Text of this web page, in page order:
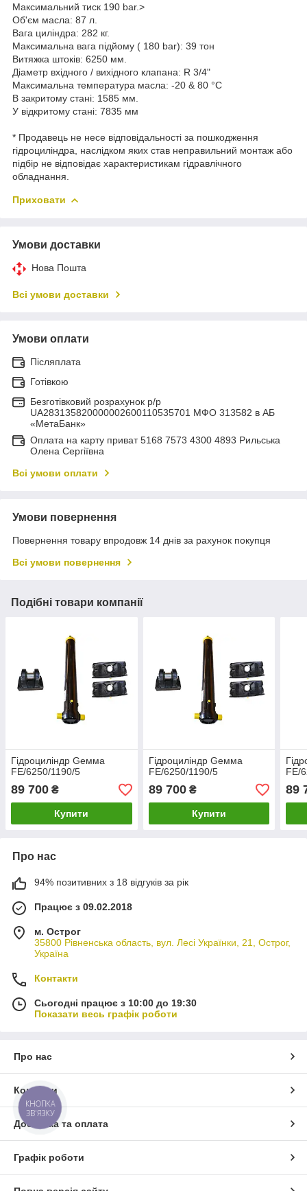
Максимальний тиск 190 bar.>
Об'єм масла: 87 л.
Вага циліндра: 282 кг.
Максимальна вага підйому ( 180 bar): 39 тон
Витяжка штоків: 6250 мм.
Діаметр вхідного / вихідного клапана: R 3/4"
Максимальна температура масла: -20 & 80 °C
В закритому стані: 1585 мм.
У відкритому стані: 7835 мм
* Продавець не несе відповідальності за пошкодження
гідроциліндра, наслідком яких став неправильний монтаж або
підбір не відповідає характеристикам гідравлічного
обладнання.
Приховати
Умови доставки
Нова Пошта
Всі умови доставки
Умови оплати
Післяплата
Готівкою
Безготівковий розрахунок р/р
UA283135820000002600110535701 МФО 313582 в АБ
«МетаБанк»
Оплата на карту приват 5168 7573 4300 4893 Рильська
Олена Сергіївна
Всі умови оплати
Умови повернення
Повернення товару впродовж 14 днів за рахунок покупця
Всі умови повернення
Подібні товари компанії
Гідроциліндр Gемма
FE/6250/1190/5
89 700 ₴
Купити
Гідроциліндр Gемма
FE/6250/1190/5
89 700₴
Купити
FE/
89
Про нас
94% позитивних з 18 відгуків за рік
Працює з 09.02.2018
м. Острог
35800 Рівненська область, вул. Лесі Українки, 21, Острог,
Україна
Контакти
Сьогодні працює з 10:00 до 19:30
Показати весь графік роботи
Про нас
Контакти
Доставка та оплата
Графік роботи
КНОПКА
ЗВ'ЯЗКУ